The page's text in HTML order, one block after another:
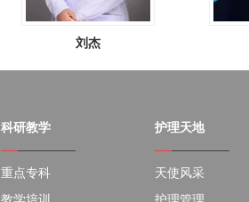
刘杰
科研教学
重点专科
护理天地
天使风采